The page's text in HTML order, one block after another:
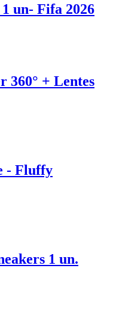
un- Fifa 2026
360° + Lentes
- Fluffy
1 un.